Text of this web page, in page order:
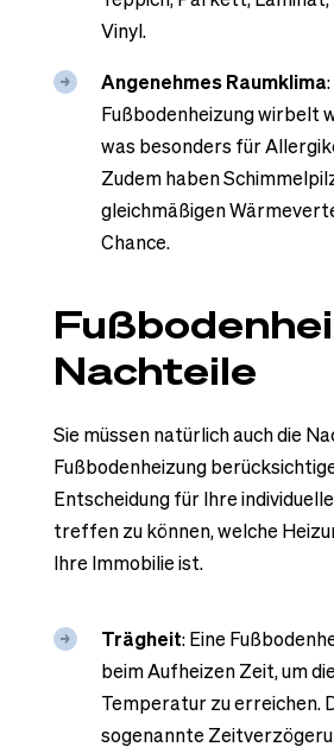
Vinyl.
Angenehmes Raumklima
Fußbodenheizung wirbelt
was besonders für
Zudem haben
gleichmäßigen
Chance.
Nachteile
Sie müssen natürlich auch die
Fußbodenheizung
Entscheidung für Ihre
treffen zu können, welche
Ihre Immobilie ist.
Trägheit: Eine
beim Aufheizen Zeit, um
Temperatur zu erreichen.
sogenannte